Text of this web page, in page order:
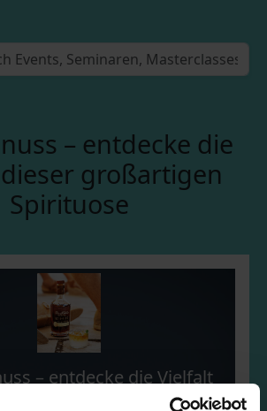
– entdecke die
großartigen
Spirituose
– entdecke die Vielfalt
großartigen Spirituose